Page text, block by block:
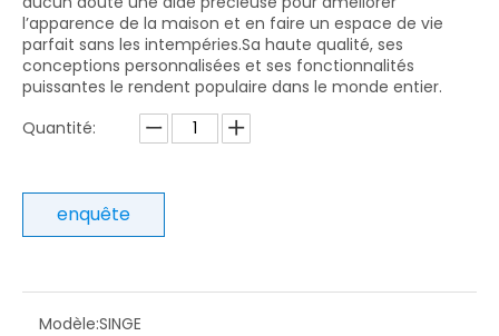
l’apparence de la maison et en faire un espace de vie
parfait sans les intempéries.Sa haute qualité, ses
conceptions personnalisées et ses fonctionnalités
puissantes le rendent populaire dans le monde entier.
Quantité:
enquête
Modèle:SINGE